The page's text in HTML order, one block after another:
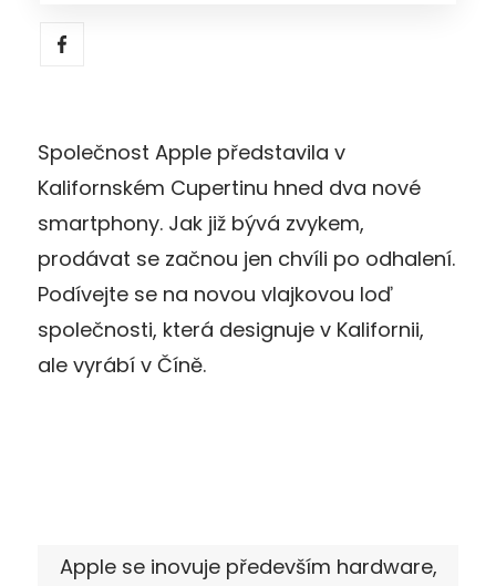
Společnost Apple představila v
Kalifornském Cupertinu hned dva nové
smartphony. Jak již bývá zvykem,
prodávat se začnou jen chvíli po odhalení.
Podívejte se na novou vlajkovou loď
společnosti, která designuje v Kalifornii,
ale vyrábí v Číně.
Apple se inovuje především hardware,